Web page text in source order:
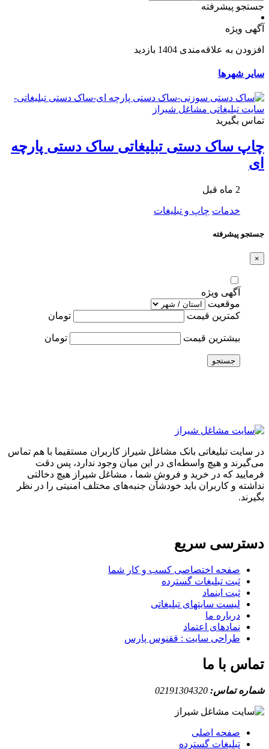
جستجو پیشرفته
آگهی ویژه
افزودن به علاقه‌مندی 1404 بازدید
سایر شهرها
تماس بگیرید
چاپ ساک دستی تبلیغاتی ساک دستی پارچه
ای
2 ماه قبل
خدمات چاپ و تبلیغات
جستجو پیشرفته
×
آگهی ویژه
موقعیت
کمترین قیمت
تومان
بیشترین قیمت تومان
جستجو
در سایت تبلیغاتی بانک مشاغل شیراز کاربران مستقیما با هم تماس
می‌گیرند و هیچ واسطه‌ای در این میان وجود ندارد، پس دقت
فرمایید که در خرید و فروشِ شما ، مشاغل شیراز هیچ دخالتی
نداشته و کاربران باید خودشان جنبه‌های مختلف امنیتی را در نظر
بگیرند.
دسترسی سریع
صفحه اختصاصی کسب و کار شما
ثبت تبلیغات گسترده
ثبت اینماد
لیست سایتهای تبلیغاتی
درباره ما
نمادهای اعتماد
طراحی سایت : ققنوس پارس
تماس با ما
شماره تماس: 02191304320
صفحه اصلی
تبلیغات گسترده